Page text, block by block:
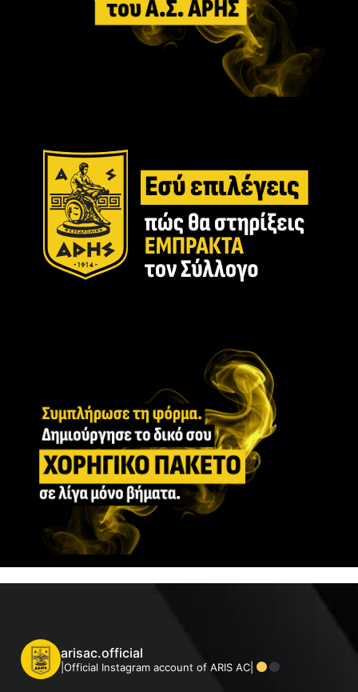
arisac.official
|Official Instagram account of ARIS AC|